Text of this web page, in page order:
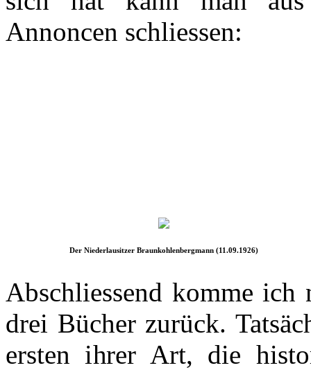
Annoncen schliessen:
Der Niederlausitzer Braunkohlenbergmann (11.09.1926)
Abschliessend komme ich
drei Bücher zurück.
ersten ihrer Art, die